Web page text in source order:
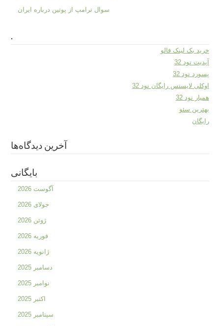
سوال ترامپ از پوتین درباره ایران
.
خرید بک لینک فالو
آپدیت نود 32
پسورد نود 32
اوکلی لایسنس رایگان نود 32
همیار نود 32
بهترین سئو
رایگان
آخرین دیدگاه‌ها
بایگانی
آگوست 2026
جولای 2026
ژوئن 2026
فوریه 2026
ژانویه 2026
دسامبر 2025
نوامبر 2025
اکتبر 2025
سپتامبر 2025